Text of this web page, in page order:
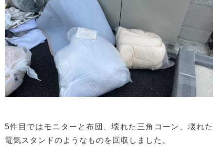
5件目ではモニターと布団、壊れた三角コーン、壊れた
電気スタンドのようなものを回収しました。